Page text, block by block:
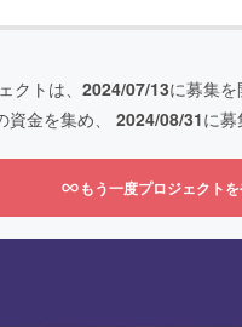
クトは、 2024/07/13に募集を
資金を集め、 2024/08/31に
もう一度プロジェクト